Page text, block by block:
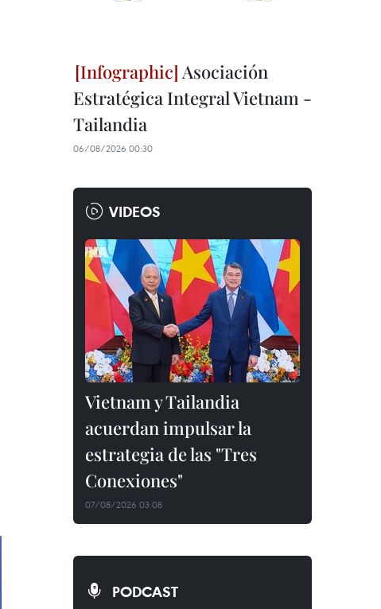
Asociación
Estratégica Integral Vietnam -
Tailandia
06/08/2026 00:30
VIDEOS
Vietnam y Tailandia
acuerdan impulsar la
estrategia de las "Tres
Conexiones"
07/08/2026 03:08
PODCAST